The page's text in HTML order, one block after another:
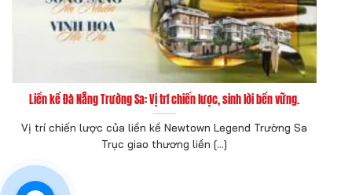
Liền kề Đà Nẵng Trường Sa: Vị trí chiến lược, sinh lời bền vững.
Vị trí chiến lược của liền kề Newtown Legend Trường Sa
Trục giao thương liền [...]